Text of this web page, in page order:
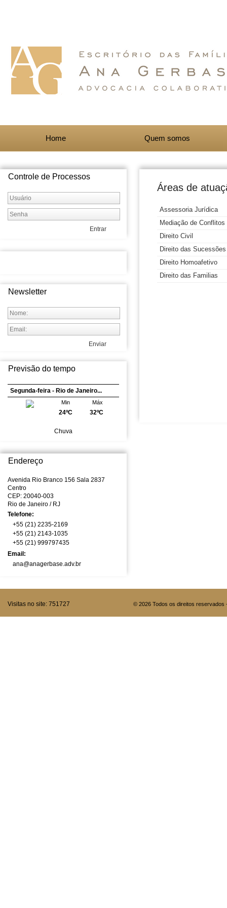
Home Quem somos
Controle de Processos
Entrar
Newsletter
Enviar
Previsão do tempo
Segunda-feira - Rio de Janeiro...
Máx
32ºC
Min
24ºC
Chuva
Endereço
Avenida Rio Branco 156 Sala 2837
Centro
CEP: 20040-003
Rio de Janeiro / RJ
Telefone:
+55 (21) 2235-2169
+55 (21) 2143-1035
+55 (21) 999797435
Email:
ana@anagerbase.adv.br
Áreas de
Assessoria Jurídica
Mediação de Conflitos
Direito Civil
Direito das Sucessões
Direito Homoafetivo
Direito das Familias
Visitas no site: 751727 © 2026 Todos os direitos reservados